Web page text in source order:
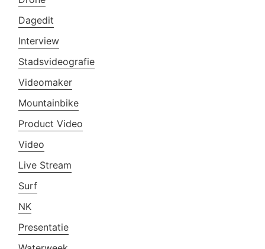
Dagedit
Interview
Stadsvideografie
Videomaker
Mountainbike
Product Video
Video
Live Stream
Surf
NK
Presentatie